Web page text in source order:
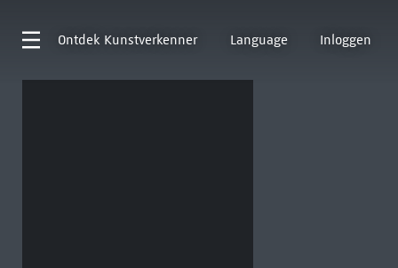
Ontdek Kunstverkenner Language Inloggen